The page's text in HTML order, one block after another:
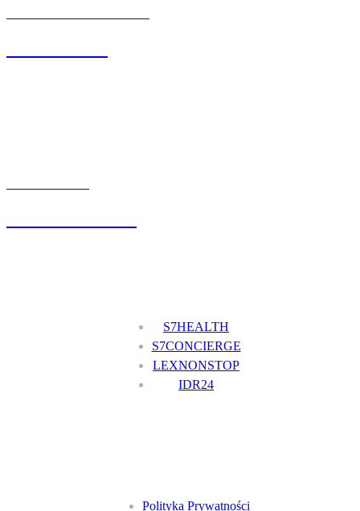
S7HEALTH
S7CONCIERGE
LEXNONSTOP
IDR24
Polityka Prywatności